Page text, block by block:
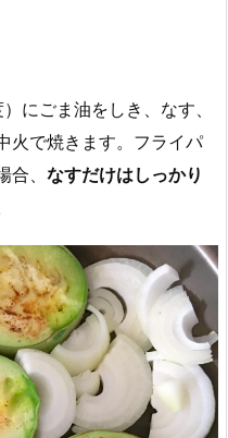
にごま油をしき、なす、
火で焼きます。フライパ
、 なすだけはしっかり